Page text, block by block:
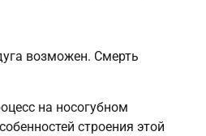
возможен. Смерть
на носогубном
строения этой